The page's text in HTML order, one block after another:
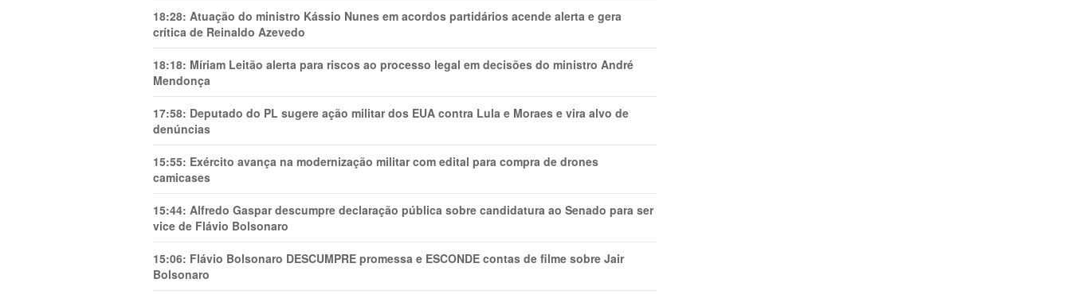
18:28: Atuação do ministro Kássio Nunes em acordos partidários acende alerta e gera
crítica de Reinaldo Azevedo
18:18: Míriam Leitão alerta para riscos ao processo legal em decisões do ministro André
Mendonça
17:58: Deputado do PL sugere ação militar dos EUA contra Lula e Moraes e vira alvo de
denúncias
15:55: Exército avança na modernização militar com edital para compra de drones
camicases
15:44: Alfredo Gaspar descumpre declaração pública sobre candidatura ao Senado para ser
vice de Flávio Bolsonaro
15:06: Flávio Bolsonaro DESCUMPRE promessa e ESCONDE contas de filme sobre Jair
Bolsonaro